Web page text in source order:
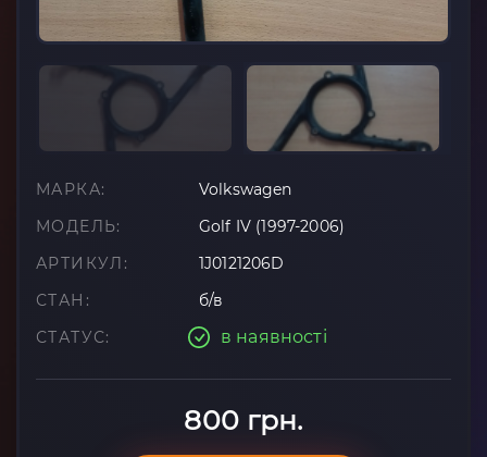
МАРКА:
Volkswagen
МОДЕЛЬ:
Golf IV (1997-2006)
АРТИКУЛ:
1J0121206D
СТАН:
б/в
СТАТУС:
в наявності
800 грн.